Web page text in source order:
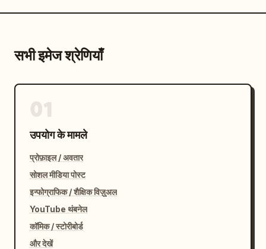
सभी इमेज श्रेणियाँ
उपयोग के मामले
प्रोफ़ाइल / अवतार
सोशल मीडिया पोस्ट
इन्फोग्राफिक / शैक्षिक विज़ुअल
YouTube थंबनेल
कॉमिक / स्टोरीबोर्ड
और देखें